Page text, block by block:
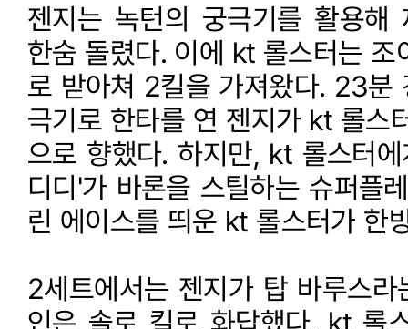
젠지는 녹턴의 궁극기를 활용해
한숨 돌렸다. 이에 kt 롤스터는 조
로 받아쳐 2킬을 가져왔다. 23분
극기로 한타를 연 젠지가 kt 롤스
으로 향했다. 하지만, kt 롤스터
디디'가 바론을 스틸하는 슈퍼플
린 에이스를 띄운 kt 롤스터가 한
2세트에서는 젠지가 탑 바루스